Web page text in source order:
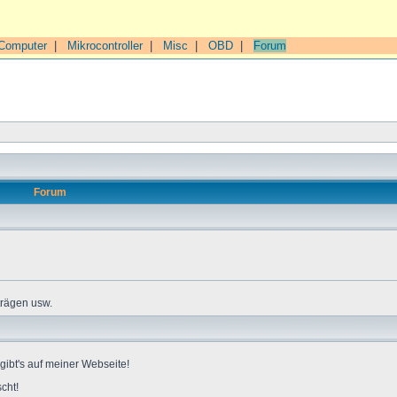
| Mikrocontroller| Misc OBD Forum
Forum
usw.
auf meiner Webseite!